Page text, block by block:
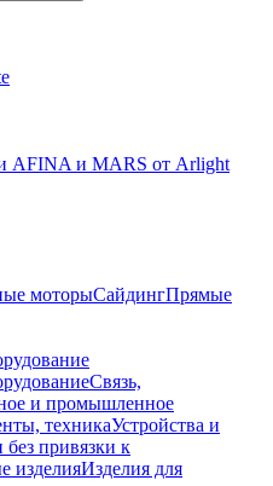
AFINA и MARS от Arlight
моторыСайдингПрямые
Связь,
и промышленное
техникаУстройства и
привязки к
изделияИзделия для